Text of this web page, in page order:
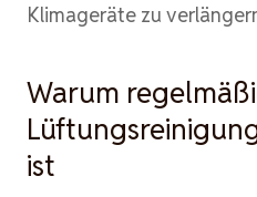
Klimageräte zu
Warum
ist